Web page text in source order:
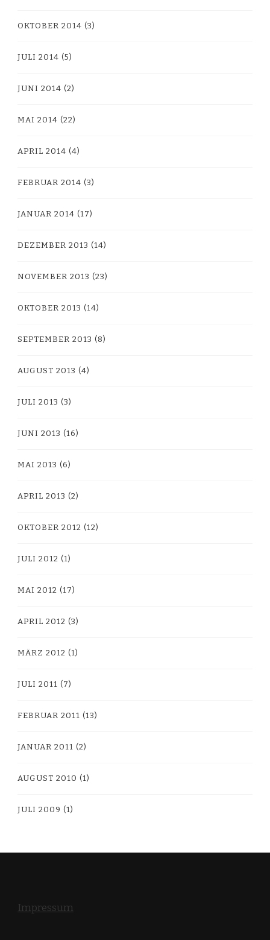
OKTOBER 2014 (3)
JULI 2014 (5)
JUNI 2014 (2)
MAI 2014 (22)
APRIL 2014 (4)
FEBRUAR 2014 (3)
JANUAR 2014 (17)
DEZEMBER 2013 (14)
NOVEMBER 2013 (23)
OKTOBER 2013 (14)
SEPTEMBER 2013 (8)
AUGUST 2013 (4)
JULI 2013 (3)
JUNI 2013 (16)
MAI 2013 (6)
APRIL 2013 (2)
OKTOBER 2012 (12)
JULI 2012 (1)
MAI 2012 (17)
APRIL 2012 (3)
MÄRZ 2012 (1)
JULI 2011 (7)
FEBRUAR 2011 (13)
JANUAR 2011 (2)
AUGUST 2010 (1)
JULI 2009 (1)
Impressum